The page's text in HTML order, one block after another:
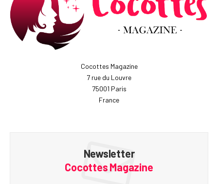
Cocottes Magazine
7 rue du Louvre
75001 Paris
France
Newsletter
Cocottes Magazine